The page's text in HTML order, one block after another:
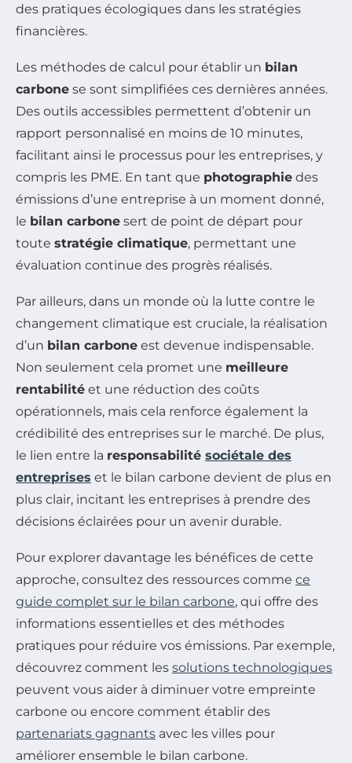
des pratiques écologiques dans les stratégies
financières.
Les méthodes de calcul pour établir un bilan
carbone se sont simplifiées ces dernières années.
Des outils accessibles permettent d’obtenir un
rapport personnalisé en moins de 10 minutes,
facilitant ainsi le processus pour les entreprises, y
compris les PME. En tant que photographie des
émissions d’une entreprise à un moment donné,
le bilan carbone sert de point de départ pour
toute stratégie climatique, permettant une
évaluation continue des progrès réalisés.
Par ailleurs, dans un monde où la lutte contre le
changement climatique est cruciale, la réalisation
d’un bilan carbone est devenue indispensable.
Non seulement cela promet une meilleure
rentabilité et une réduction des coûts
opérationnels, mais cela renforce également la
crédibilité des entreprises sur le marché. De plus,
le lien entre la responsabilité sociétale des
entreprises et le bilan carbone devient de plus en
plus clair, incitant les entreprises à prendre des
décisions éclairées pour un avenir durable.
Pour explorer davantage les bénéfices de cette
approche, consultez des ressources comme ce
guide complet sur le bilan carbone, qui offre des
informations essentielles et des méthodes
pratiques pour réduire vos émissions. Par exemple,
découvrez comment les solutions technologiques
peuvent vous aider à diminuer votre empreinte
carbone ou encore comment établir des
partenariats gagnants avec les villes pour
améliorer ensemble le bilan carbone.